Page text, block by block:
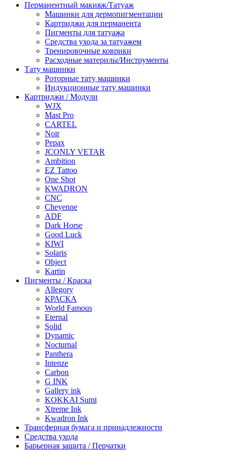
Перманентный макияж/Татуаж
Машинки для дермопигментации
Картриджи для перманента
Пигменты для татуажа
Средства ухода за татуажем
Тренировочные коврики
Расходные материлы/Инструменты
Тату машинки
Роторные тату машинки
Индукционные тату машинки
Картриджи / Модули
WJX
Mast Pro
CARTEL
Noir
Pepax
JCONLY VETAR
Ambition
EZ Tattoo
One Shot
KWADRON
CNC
Cheyenne
ADF
Dark Horse
Good Luck
KIWI
Solaris
Object
Kartin
Пигменты / Краска
Allegory
КРАСКА
World Famous
Eternal
Solid
Dynamic
Nocturnal
Panthera
Intenze
Carbon
G INK
Gallery ink
KOKKAI Sumi
Xtreme Ink
Kwadron Ink
Трансферная бумага и принадлежности
Средства ухода
Барьерная защита / Перчатки